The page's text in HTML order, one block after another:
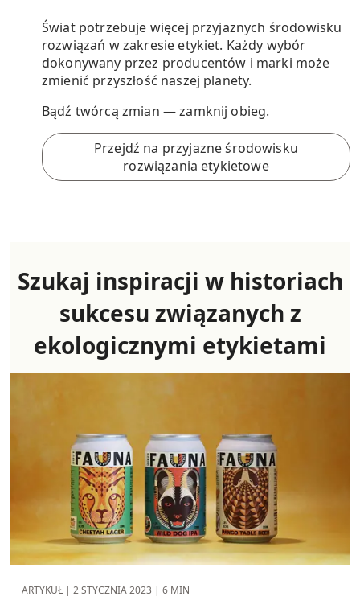
Świat potrzebuje więcej przyjaznych środowisku
rozwiązań w zakresie etykiet. Każdy wybór
dokonywany przez producentów i marki może
zmienić przyszłość naszej planety.
Bądź twórcą zmian — zamknij obieg.
Przejdź na przyjazne środowisku
rozwiązania etykietowe
Szukaj inspiracji w historiach
sukcesu związanych z
ekologicznymi etykietami
ARTYKUŁ | 2 STYCZNIA 2023 | 6 MIN